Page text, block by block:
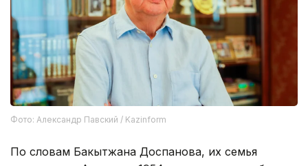
Фото: Александр Павский / Kazinform
По словам Бакытжана Доспанова, их семья